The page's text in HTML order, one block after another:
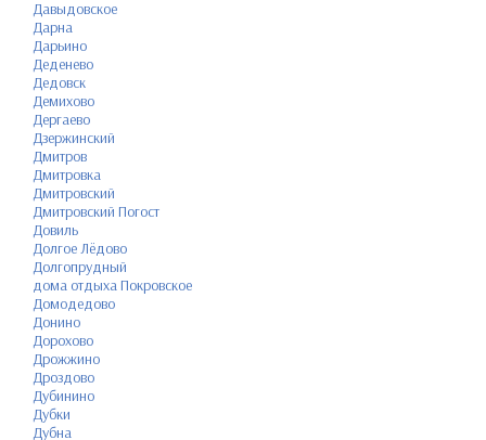
Давыдовское
Дарна
Дарьино
Деденево
Дедовск
Демихово
Дергаево
Дзержинский
Дмитров
Дмитровка
Дмитровский
Дмитровский Погост
Довиль
Долгое Лёдово
Долгопрудный
дома отдыха Покровское
Домодедово
Донино
Дорохово
Дрожжино
Дроздово
Дубинино
Дубки
Дубна